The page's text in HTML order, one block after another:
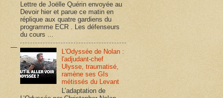
Lettre de Joëlle Quérin envoyée au
Devoir hier et parue ce matin en
réplique aux quatre gardiens du
programme ECR . Les défenseurs
du cours ...
L'Odyssée de Nolan :
l'adjudant-chef
Ulysse, traumatisé,
ramène ses GIs
métissés du Levant
L’adaptation de